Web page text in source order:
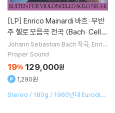
[LP]
주 첼로 모음곡 전곡 (Bach: Cello
Suites BWV 1007–1012) [4LP]
Johann Sebastian Bach 작곡 Enric
o Mainardi연주
Proper Sound
19% 129,000원
1,290원
Stereo / 180g / 1960년대 Eurodisc